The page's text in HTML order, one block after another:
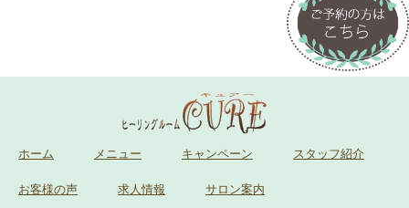
ホーム メニュー キャンペーン スタッフ紹介
お客様の声 求人情報 サロン案内